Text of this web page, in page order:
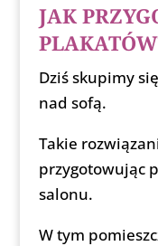
JAK
Dziś skupimy
nad sofą.
Takie
przygotowując
salonu.
W tym